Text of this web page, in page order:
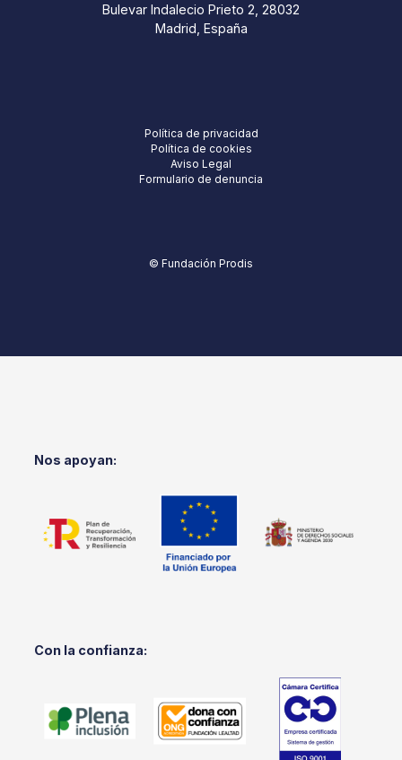
Bulevar Indalecio Prieto 2, 28032
Madrid, España
Política de privacidad
Política de cookies
Aviso Legal
Formulario de denuncia
© Fundación Prodis
Nos apoyan:
Con la confianza: